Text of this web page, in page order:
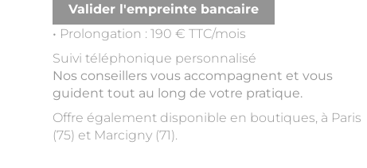
Valider l'empreinte bancaire
• Prolongation : 190 € TTC/mois
Suivi téléphonique personnalisé
Nos conseillers vous accompagnent et vous
guident tout au long de votre pratique.
Offre également disponible en boutiques, à Paris
(75) et Marcigny (71).